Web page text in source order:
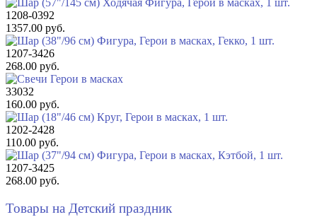
1208-0392
1357.00 руб.
1207-3426
268.00 руб.
33032
160.00 руб.
1202-2428
110.00 руб.
1207-3425
268.00 руб.
Товары на Детский праздник